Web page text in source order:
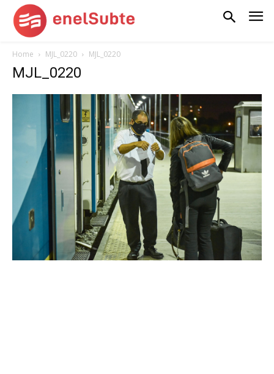
Home MJL_0220 MJL_0220
MJL_0220